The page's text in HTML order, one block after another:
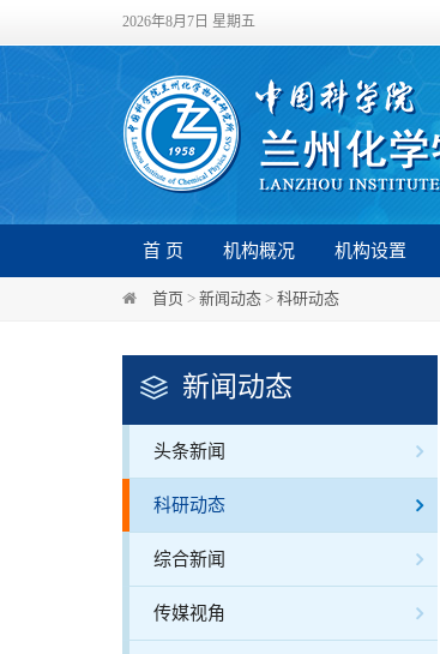
2026年8月7日 星期五
首 页 机构概况 机构设置
首页 > 新闻动态 > 科研动态
新闻动态
头条新闻
科研动态
综合新闻
传媒视角